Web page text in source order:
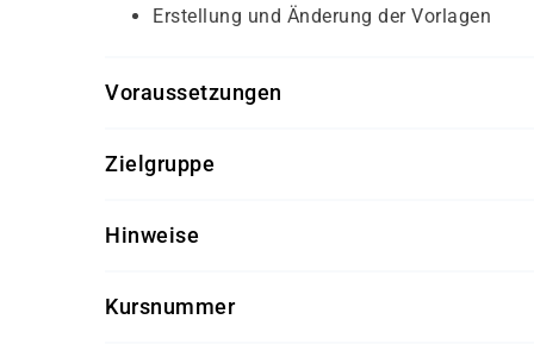
Erstellung und Änderung der Vorlagen
Voraussetzungen
MS Excel Grundkenntnisse
Zielgruppe
möchten.
Hinweise
Software-Version nach Kundenwunsch
Kursnummer